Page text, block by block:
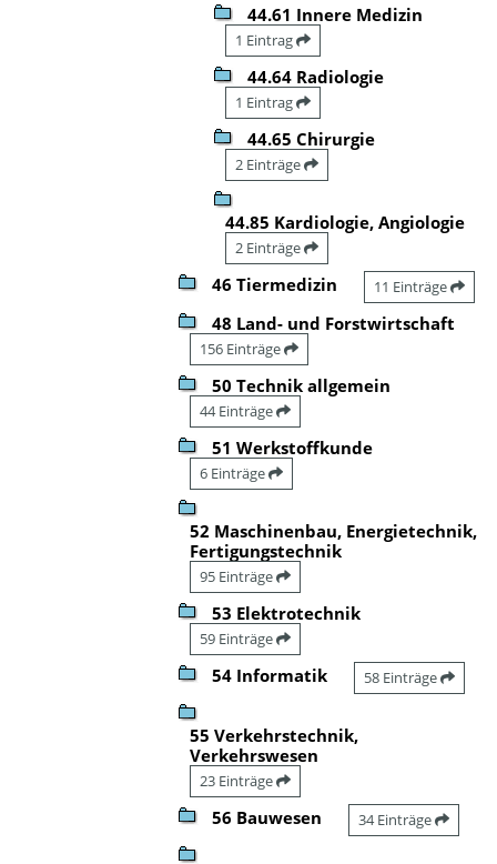
44.61 Innere Medizin
1 Eintrag
44.64 Radiologie
1 Eintrag
44.65 Chirurgie
2 Einträge
44.85 Kardiologie, Angiologie
2 Einträge
46 Tiermedizin 11 Einträge
48 Land- und Forstwirtschaft
156 Einträge
50 Technik allgemein
44 Einträge
51 Werkstoffkunde
6 Einträge
52 Maschinenbau, Energietechnik,
Fertigungstechnik
95 Einträge
53 Elektrotechnik
59 Einträge
54 Informatik 58 Einträge
55 Verkehrstechnik,
Verkehrswesen
23 Einträge
56 Bauwesen 34 Einträge